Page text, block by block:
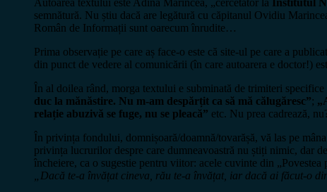
semnătură. Nu știu dacă are legătură cu căpitanul Ovidiu
Român de Informații sunt oarecum înrudite…
Prima observație pe care aș face-o este că site-ul pe care a
din punct de vedere al comunicării (în care autoarera e doctor!)
În al doilea rând, morga textului e subminată de trimiteri
duc la mănăstire. Nu m-am despărțit ca să mă călugăresc”;
relație abuzivă se fuge, nu se pleacă” etc. Nu prea cadrează,
În privința fondului, domnișoară/doamnă/tovarășă, vă las pe
privința lucrurilor despre care dumneavoastră nu știți nimic, dar
încheiere, ca o sugestie pentru viitor: acele cuvinte din
„Dacă te-a învățat cineva, rău te-a învățat, iar dacă ai făcut-o